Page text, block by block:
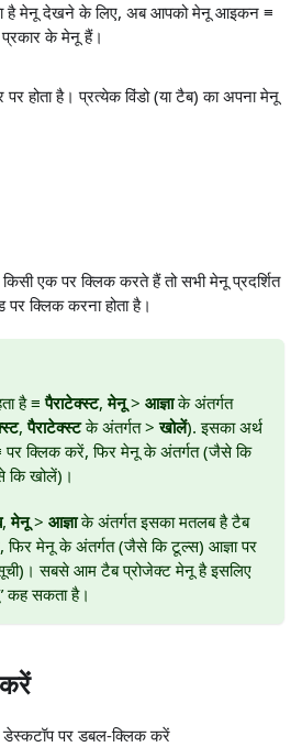
है मेनू देखने के लिए, अब आपको मेनू आइकन ≡
प्रकार के मेनू हैं।
होता है। प्रत्येक विंडो (या टैब) का अपना मेनू
एक पर क्लिक करते हैं तो सभी मेनू प्रदर्शित
क्लिक करना होता है।
है≡ पैराटेक्स्ट,मेनू> आज्ञाके अंतर्गत
,पैराटेक्स्टके अंतर्गत >खोलें). इसका अर्थ
क्लिक करें, फिर मेनू के अंतर्गत (जैसे कि
कि खोलें)।
,मेनू> आज्ञाके अंतर्गत इसका मतलब है टैब
मेनू के अंतर्गत (जैसे कि टूल्स) आज्ञा पर
सबसे आम टैब प्रोजेक्ट मेनू है इसलिए
कह सकता है।
पर डबल-क्लिक करें